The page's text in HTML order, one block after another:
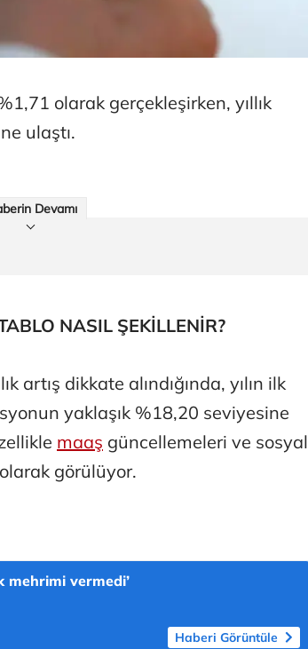
olarak gerçekleşirken, yıllık
ulaştı.
Devamı
NASIL ŞEKİLLENİR?
artış dikkate alındığında, yılın ilk
yaklaşık %18,20 seviyesine
maaş güncellemeleri ve sosyal
görülüyor.
mehrimi vermedi’
Haberi Görüntüle